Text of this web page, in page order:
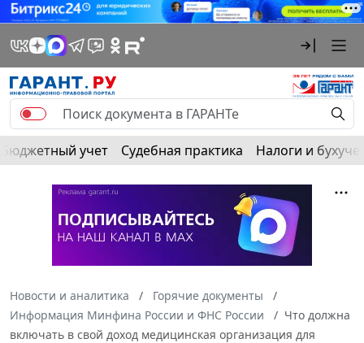
Бюджетный учет Судебная практика Налоги и
Новости и аналитика
Горячие документы
Информация Минфина России и ФНС России
Что должна
включать в свой доход медицинская организация для